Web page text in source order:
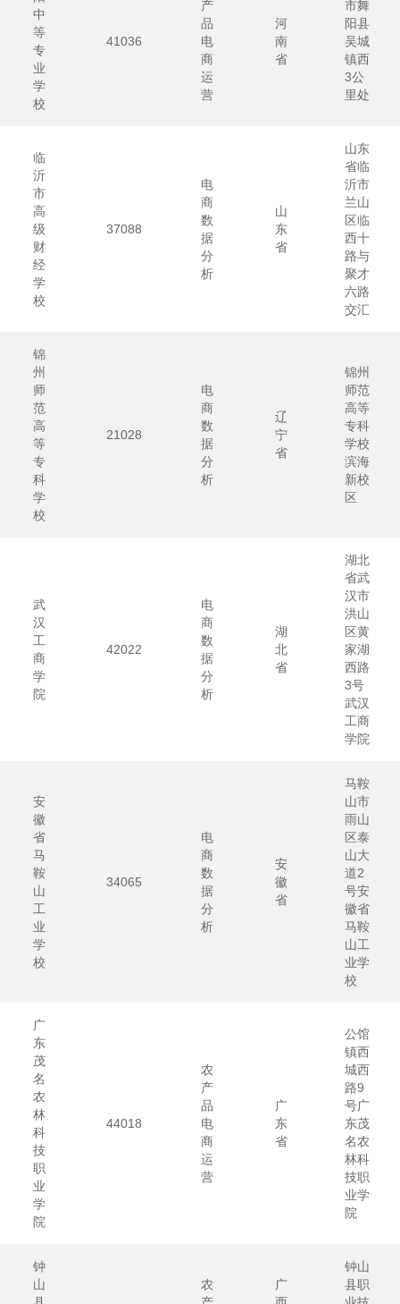
中
等
专
业
学
校
41036
产
品
电
商
运
营
河
南
省
市舞
阳县
吴城
镇西
3公
里处
临
沂
市
高
级
财
经
学
校
37088
电
商
数
据
分
析
山
东
省
山东
省临
沂市
兰山
区临
西十
路与
聚才
六路
交汇
锦
州
师
范
高
等
专
科
学
校
21028
电
商
数
据
分
析
辽
宁
省
锦州
师范
高等
专科
学校
滨海
新校
区
武
汉
工
商
学
院
42022
电
商
数
据
分
析
湖
北
省
湖北
省武
汉市
洪山
区黄
家湖
西路
3号
武汉
工商
学院
安
徽
省
马
鞍
山
工
业
学
校
34065
电
商
数
据
分
析
安
徽
省
马鞍
山市
雨山
区泰
山大
道2
号安
徽省
马鞍
山工
业学
校
广
东
茂
名
农
林
科
技
职
业
学
院
44018
农
产
品
电
商
运
营
广
东
省
公馆
镇西
城西
路9
号广
东茂
名农
林科
技职
业学
院
钟
山
农
广
钟山
县职